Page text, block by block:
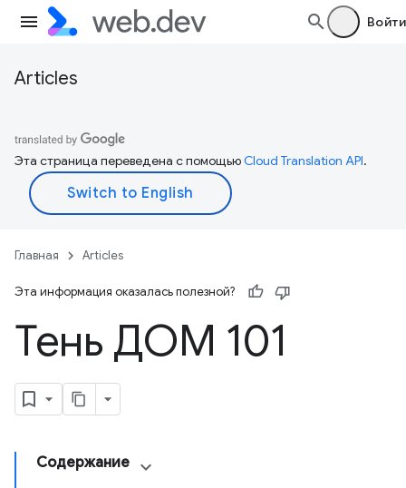
Войти
Articles
Эта страница переведена с помощьюCloud Translation API.
Главная Articles
Эта информация оказалась полезной?
Тень ДОМ 101
Содержание